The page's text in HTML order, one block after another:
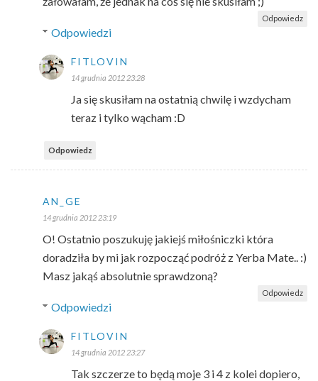
Odpowiedz
Odpowiedzi
FITLOVIN
14 grudnia 2012 23:28
Ja się skusiłam na ostatnią chwilę i wzdycham
teraz i tylko wącham :D
Odpowiedz
AN_GE
14 grudnia 2012 23:19
O! Ostatnio poszukuję jakiejś miłośniczki która
doradziła by mi jak rozpocząć podróż z Yerba Mate.. :)
Masz jakąś absolutnie sprawdzoną?
Odpowiedz
Odpowiedzi
FITLOVIN
14 grudnia 2012 23:27
Tak szczerze to będą moje 3 i 4 z kolei dopiero,